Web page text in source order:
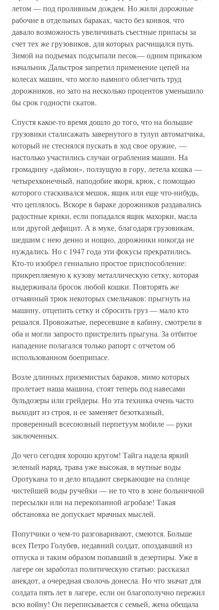
летом — под проливным дождем. Но жили дорожные
рабочие в отдельных бараках, часто без конвоя, что
давало возможность увеличивать съестные припасы за
счет тех же грузовиков, для которых расчищался путь.
Зимой на подъемах подсыпали песок— одним приказом
начальник Дальстроя запретил применение цепей на
колесах машин, что могло намного облегчить труд
дорожников, но зато на несколько процентов уменьшило
бы срок годности скатов.
Спустя какое-то время дошло до того, что на большие
грузовики сталисажать завернутого в тулуп автоматчика,
который не стеснялся пускать в ход свое оружие, —
настолько участились случаи ограбления машин. На
громадину «даймон», ползущую в гору, летела кошка —
четырехконечный, наподобие якоря, крюк, с помощью
которого стаскивался мешок, ящик или еще что-нибудь,
что цеплялось. Вскоре в бараке дорожников раздавались
радостные крики, если попадался ящик махорки, масла
или другой дефицит. А в муке, благодаря грузовикам,
шедшим с нею денно и нощно, дорожники никогда не
нуждались. Но с 1947 года эти фокусы прекратились.
Кто-то изобрел гениально простое приспособление:
прикрепляемую к кузову металлическую сетку, которая
выдерживала бросок любой кошки. Повторять же
отчаянный трюк некоторых смельчаков: прыгнуть на
машину, отцепить сетку и сбросить груз — мало кто
решался. Провожатые, пересевшие в кабину, смотрели в
оба и могли запросто пристрелить прыгуна. За отбитое
нападение полагался только рапорт с отчетом об
использованном боеприпасе.
Возле длинных приземистых бараков, мимо которых
пролетает наша машина, стоят теперь под навесами
бульдозеры или грейдеры. Но эта техника очень часто
выходит из строя, и ее заменяет безотказный,
проверенный всесоюзный перпетуум мобиле — руки
заключенных.
До чего сегодня хорошо кругом! Тайга надела яркий
зеленый наряд, трава уже высокая, в мутные воды
Оротукана то и дело впадают сверкающие на солнце
чистейшей воды ручейки — не то что в зоне больничной
пересылки или на перекопанной агробазе! Такая
обстановка не допускает мрачных мыслей.
Попутчики о чем-то разговаривают, смеются. Больше
всех Петро Голубев, недавний солдат, опоздавший из
отпуска и таким образом попавший в дезертиры. Уже в
лагере он заработал политическую статью: рассказал
анекдот, а очередная сволочь донесла. Но что значат для
солдата пять лет в лагере, если он благополучно пережил
всю войну! Он переписывается с семьей, жена обещала